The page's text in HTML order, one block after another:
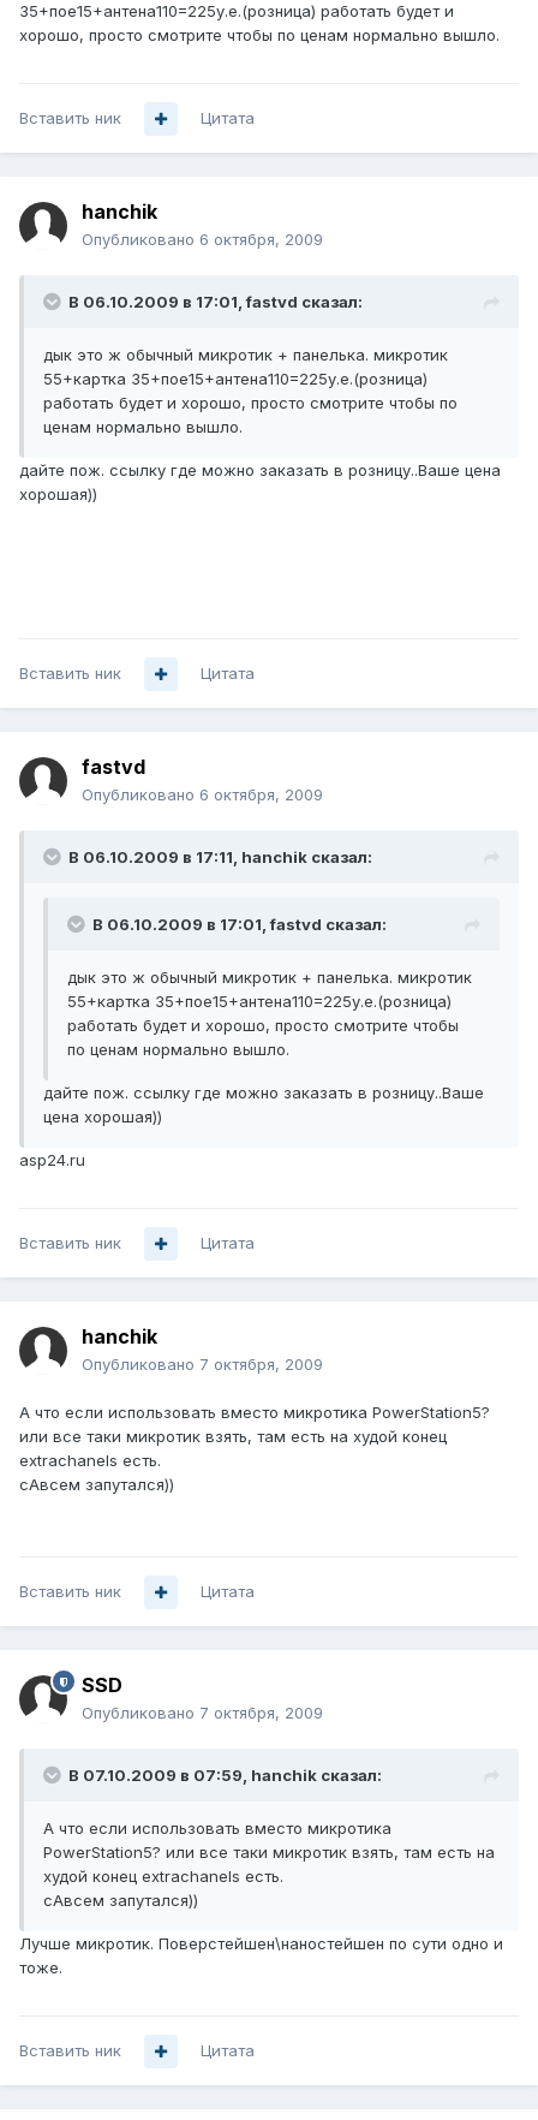
35+пое15+антена110=225у.е.(розница) работать будет и
хорошо, просто смотрите чтобы по ценам нормально вышло.
Вставить ник Цитата
hanchik
Опубликовано 6 октября, 2009
В 06.10.2009 в 17:01, fastvd сказал:
дык это ж обычный микротик + панелька. микротик
55+картка 35+пое15+антена110=225у.е.(розница)
работать будет и хорошо, просто смотрите чтобы по
ценам нормально вышло.
дайте пож. ссылку где можно заказать в розницу..Ваше цена
хорошая))
Вставить ник Цитата
fastvd
Опубликовано 6 октября, 2009
В 06.10.2009 в 17:11, hanchik сказал:
В 06.10.2009 в 17:01, fastvd сказал:
дык это ж обычный микротик + панелька. микротик
55+картка 35+пое15+антена110=225у.е.(розница)
работать будет и хорошо, просто смотрите чтобы
по ценам нормально вышло.
дайте пож. ссылку где можно заказать в розницу..Ваше
цена хорошая))
asp24.ru
Вставить ник Цитата
hanchik
Опубликовано 7 октября, 2009
А что если использовать вместо микротика PowerStation5?
или все таки микротик взять, там есть на худой конец
extrachanels есть.
сАвсем запутался))
Вставить ник Цитата
SSD
Опубликовано 7 октября, 2009
В 07.10.2009 в 07:59, hanchik сказал:
А что если использовать вместо микротика
PowerStation5? или все таки микротик взять, там есть на
худой конец extrachanels есть.
сАвсем запутался))
Лучше микротик. Поверстейшен\наностейшен по сути одно и
тоже.
Вставить ник Цитата